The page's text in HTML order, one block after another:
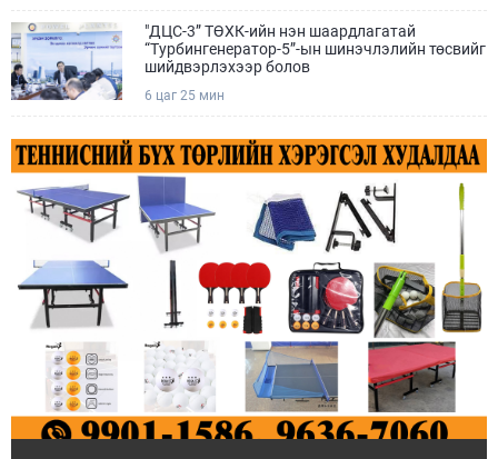
"ДЦС-3” ТӨХК-ийн нэн шаардлагатай
“Турбингенератор-5”-ын шинэчлэлийн төсвийг
шийдвэрлэхээр болов
6 цаг 25 мин